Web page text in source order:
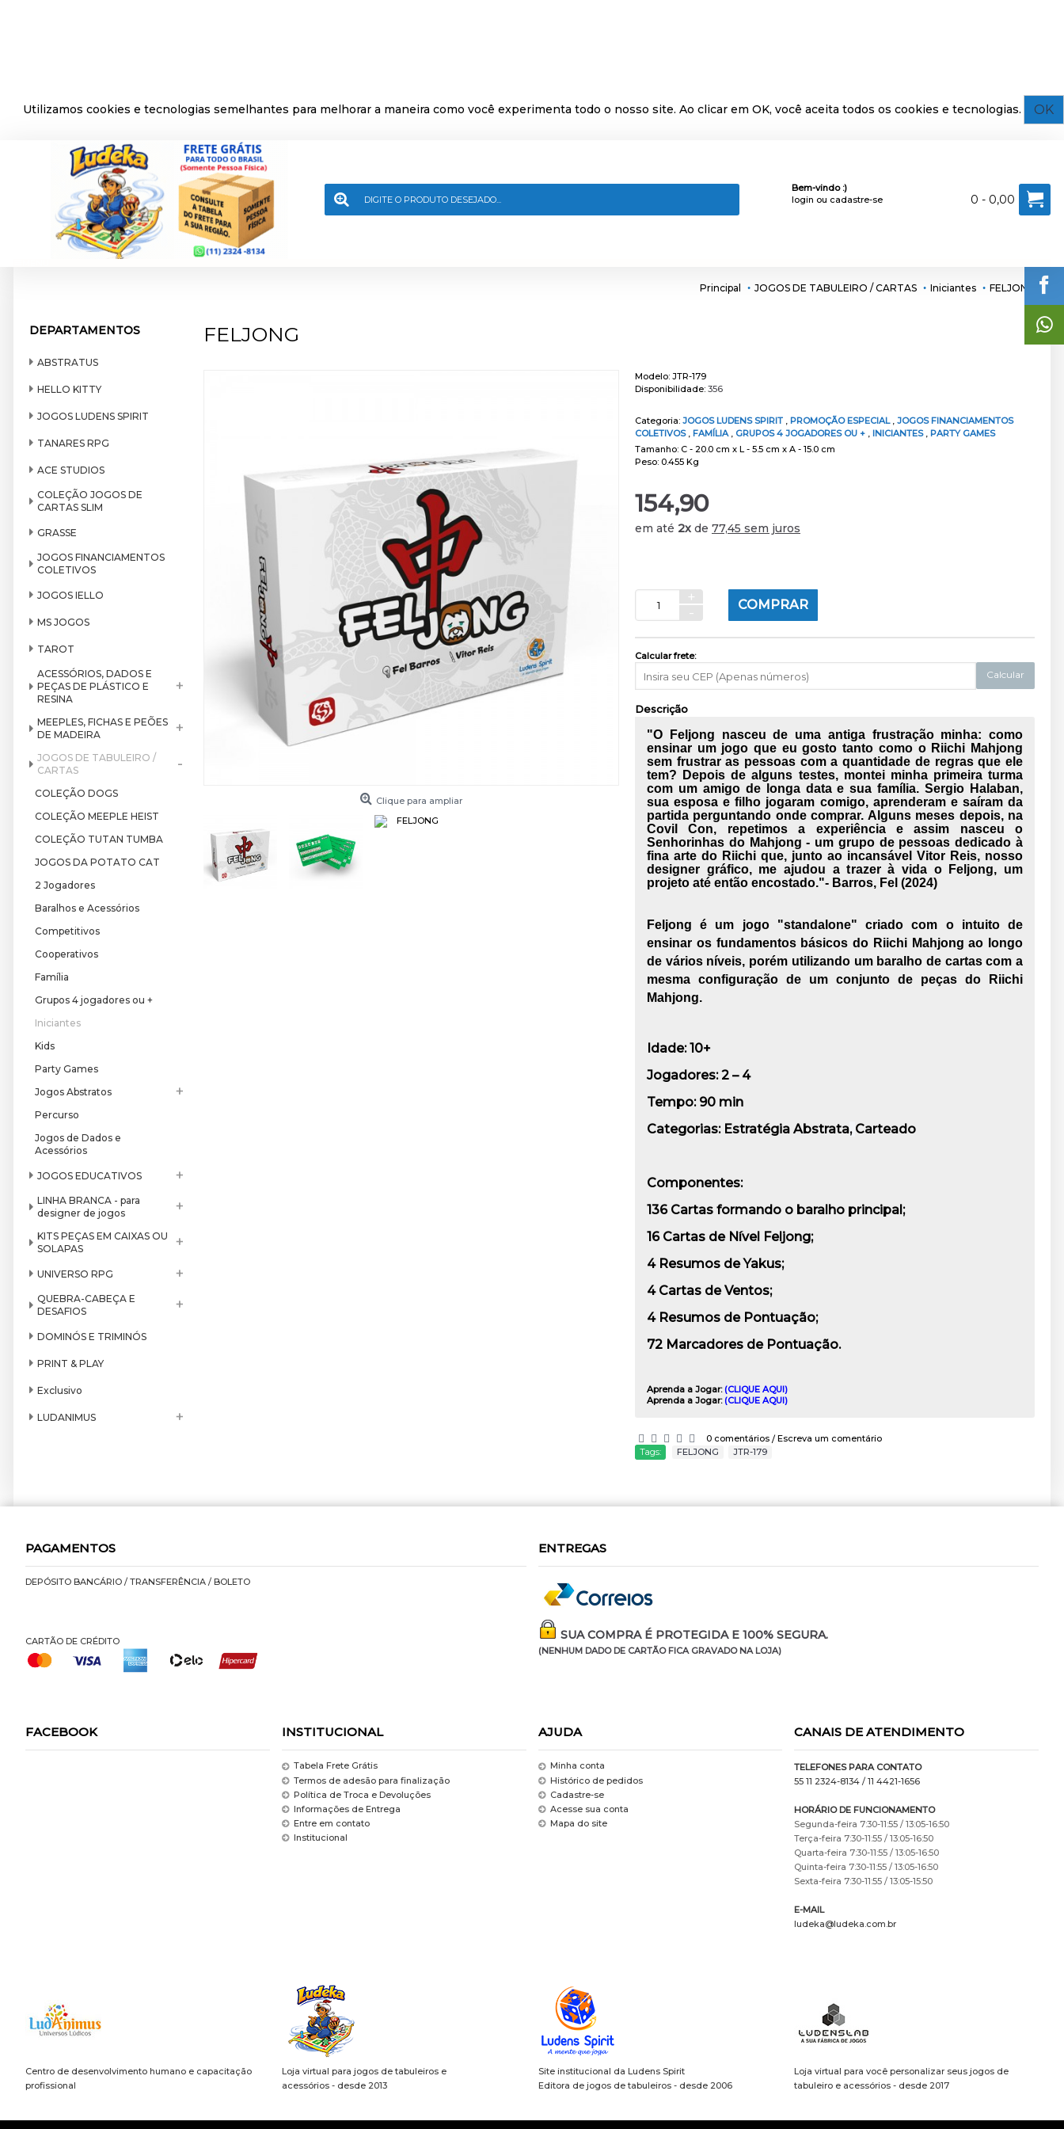
Utilizamos cookies e tecnologias semelhantes para melhorar a maneira como você experimenta todo o nosso site. Ao clicar em OK, você aceita todos os cookies e tecnologias. OK
Bem-vindo :)
login ou cadastre-se 0 - 0,00
Principal JOGOS DE TABULEIRO / CARTAS Iniciantes FELJONG
DEPARTAMENTOS
ABSTRATUS
HELLO KITTY
JOGOS LUDENS SPIRIT
TANARES RPG
ACE STUDIOS
COLEÇÃO JOGOS DE
CARTAS SLIM
GRASSE
JOGOS FINANCIAMENTOS
COLETIVOS
JOGOS IELLO
MS JOGOS
TAROT
ACESSÓRIOS, DADOS E
PEÇAS DE PLÁSTICO E
RESINA
+
MEEPLES, FICHAS E PEÕES
DE MADEIRA
+
JOGOS DE TABULEIRO /
CARTAS
-
COLEÇÃO DOGS
COLEÇÃO MEEPLE HEIST
COLEÇÃO TUTAN TUMBA
JOGOS DA POTATO CAT
2 Jogadores
Baralhos e Acessórios
Competitivos
Cooperativos
Família
Grupos 4 jogadores ou +
Iniciantes
Kids
Party Games
Jogos Abstratos
+
Percurso
Jogos de Dados e
Acessórios
JOGOS EDUCATIVOS +
LINHA BRANCA - para
designer de jogos
+
KITS PEÇAS EM CAIXAS OU
SOLAPAS
+
UNIVERSO RPG +
QUEBRA-CABEÇA E
DESAFIOS
+
DOMINÓS E TRIMINÓS
PRINT & PLAY
Exclusivo
LUDANIMUS +
FELJONG
Clique para ampliar
Modelo: JTR-179
Disponibilidade: 356
Categoria: JOGOS LUDENS SPIRIT , PROMOÇÃO ESPECIAL , JOGOS FINANCIAMENTOS
COLETIVOS , FAMÍLIA , GRUPOS 4 JOGADORES OU + , INICIANTES , PARTY GAMES
Tamanho: C - 20.0 cm x L - 5.5 cm x A - 15.0 cm
Peso: 0.455 Kg
154,90
em até 2x de 77,45 sem juros
+
-
COMPRAR
Calcular frete:
Calcular
Descrição
"O Feljong nasceu de uma antiga frustração minha: como
ensinar um jogo que eu gosto tanto como o Riichi Mahjong
sem frustrar as pessoas com a quantidade de regras que ele
tem? Depois de alguns testes, montei minha primeira turma
com um amigo de longa data e sua família. Sergio Halaban,
sua esposa e filho jogaram comigo, aprenderam e saíram da
partida perguntando onde comprar. Alguns meses depois, na
Covil Con, repetimos a experiência e assim nasceu o
Senhorinhas do Mahjong - um grupo de pessoas dedicado à
fina arte do Riichi que, junto ao incansável Vitor Reis, nosso
designer gráfico, me ajudou a trazer à vida o
Feljong, um
projeto até então encostado."- Barros, Fel (2024)
Feljong é um jogo "standalone" criado com o intuito de
ensinar os fundamentos básicos do Riichi Mahjong ao longo
de vários níveis, porém utilizando um baralho de cartas com a
mesma configuração de um conjunto de peças do Riichi
Mahjong.
Idade:10+
Jogadores:2 – 4
Tempo: 90 min
Categorias: Estratégia Abstrata, Carteado
Componentes:
136 Cartas formando o baralho principal;
16 Cartas de Nível Feljong;
4 Resumos de Yakus;
4 Cartas de Ventos;
4 Resumos de Pontuação;
72 Marcadores de Pontuação.
Aprenda a Jogar:(CLIQUE AQUI)
Aprenda a Jogar:(CLIQUE AQUI)
0 comentários / Escreva um comentário
Tags:
FELJONG JTR-179
PAGAMENTOS
DEPÓSITO BANCÁRIO / TRANSFERÊNCIA / BOLETO
CARTÃO DE CRÉDITO
ENTREGAS
SUA COMPRA É PROTEGIDA E 100% SEGURA.
(NENHUM DADO DE CARTÃO FICA GRAVADO NA LOJA)
FACEBOOK INSTITUCIONAL
Tabela Frete Grátis
Termos de adesão para finalização
Política de Troca e Devoluções
Informações de Entrega
Entre em contato
Institucional
AJUDA
Minha conta
Histórico de pedidos
Cadastre-se
Acesse sua conta
Mapa do site
CANAIS DE ATENDIMENTO
TELEFONES PARA CONTATO
55 11 2324-8134 / 11 4421-1656
HORÁRIO DE FUNCIONAMENTO
Segunda-feira 7:30-11:55 / 13:05-16:50
Terça-feira 7:30-11:55 / 13:05-16:50
Quarta-feira 7:30-11:55 / 13:05-16:50
Quinta-feira 7:30-11:55 / 13:05-16:50
Sexta-feira 7:30-11:55 / 13:05-15:50
E-MAIL
ludeka@ludeka.com.br
Centro de desenvolvimento humano e capacitação
profissional
Loja virtual para jogos de tabuleiros e
acessórios - desde 2013
Site institucional da Ludens Spirit
Editora de jogos de tabuleiros - desde 2006
Loja virtual para você personalizar seus jogos de
tabuleiro e acessórios - desde 2017